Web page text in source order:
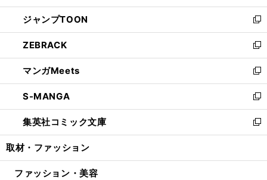
開
く
ウ
で
開
く
ン
ド
ウ
で
開
く
ウ
ィ
ン
ド
ウ
で
開
く
し
い
ウ
ィ
ン
ド
ウ
で
開
く
ジャンプTOON
新
し
い
ウ
ィ
ン
ド
ウ
で
開
ZEBRACK
新
し
い
ウ
ィ
ン
ド
ウ
開
マンガMeets
新
し
い
ウ
ィ
ン
ウ
S-MANGA
新
し
い
ウ
ン
集英社コミック文庫
新
し
ウ
取材・ファッション
ファッション・美容